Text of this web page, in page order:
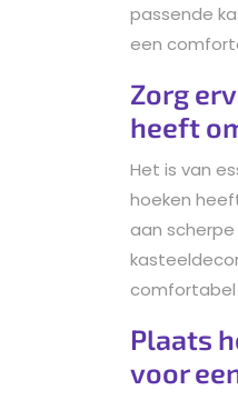
passende
een
Zorg
heeft
Het is van
hoeken
aan
comfortabel
Plaats
voor